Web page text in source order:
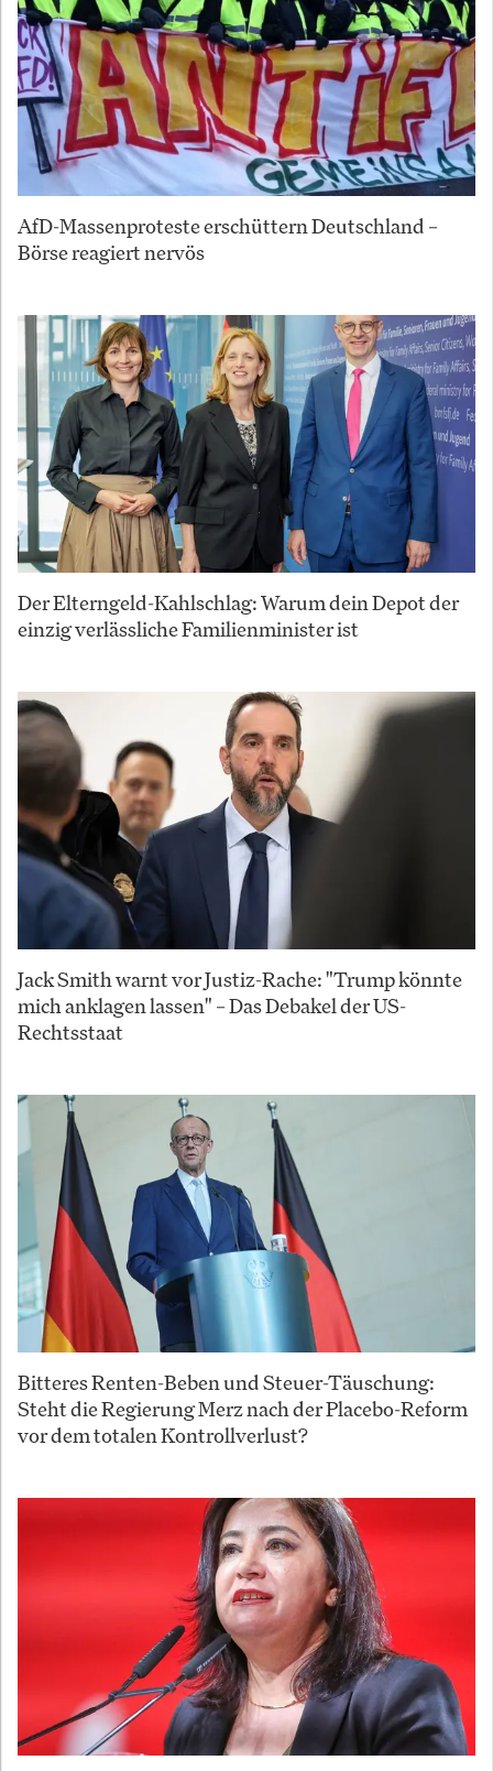
AfD-Massenproteste erschüttern Deutschland –
Börse reagiert nervös
Der Elterngeld-Kahlschlag: Warum dein Depot der
einzig verlässliche Familienminister ist
Jack Smith warnt vor Justiz-Rache: "Trump könnte
mich anklagen lassen" – Das Debakel der US-
Rechtsstaat
Bitteres Renten-Beben und Steuer-Täuschung:
Steht die Regierung Merz nach der Placebo-Reform
vor dem totalen Kontrollverlust?